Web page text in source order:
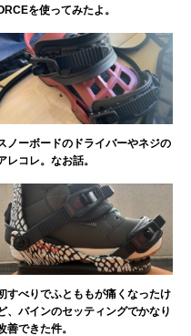
を使ってみたよ。
ノーボードのドライバーやネジの
レコレ。なお話。
すべりでふとももが痛くなったけ
、バインのセッティングでかなり
善できた件。